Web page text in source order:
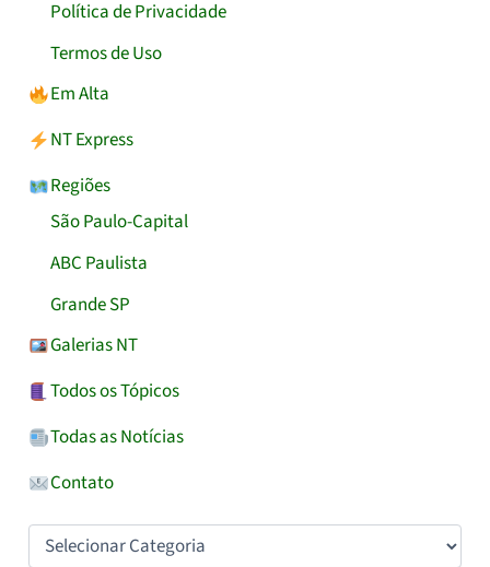
Política de Privacidade
Termos de Uso
Em Alta
NT Express
Regiões
São Paulo-Capital
ABC Paulista
Grande SP
Galerias NT
Todos os Tópicos
Todas as Notícias
Contato